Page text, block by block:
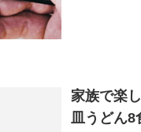
家族で楽
皿うどん8